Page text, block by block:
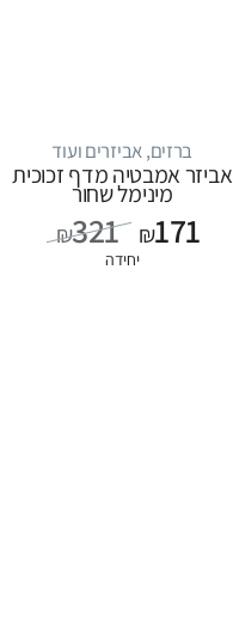
ברזים, אביזרים ועוד
אביזר אמבטיה מדף זכוכית
מינימל שחור
₪321 ₪171
יחידה